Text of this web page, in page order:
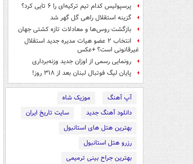
پرسپولیس کدام تیم ترکیه‌ای را ۶ تایی کرد؟
گزینه استقلال راهی گل گهر شد
بازگشت روس‌ها و معادلات تازه کشتی جهان
انتخاب ۲ عضو هیات مدیره جدید استقلال
غیرقانونی است؟ +عکس
رونمایی رسمی از اوزان جدید وزنه‌برداری
پایان لیگ فوتبال لبنان بعد از ۳۱۸ روز!
آپ آهنگ
موزیک شاه
دانلود آهنگ جدید
سایت تاریخ ایران
بهترین هتل های استانبول
رزرو هتل استانبول
بهترین جراح بینی ترمیمی